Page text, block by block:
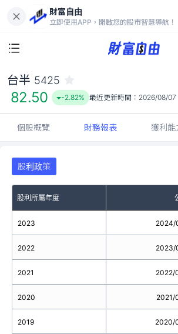
財富自由
立即使用APP，開啟您的股市智慧導航！
82.50
-2.82%
台半 5425
82.50 -2.82% 最近更新時間： 2026/08/07
個股概覽 財務報表 獲利能
股利政策
股利所屬年度
2023
2022
2021
2020
2019
2024/
2023/
2022/
2021/
2020/